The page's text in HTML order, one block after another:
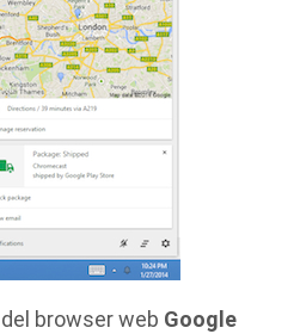
browser web Google